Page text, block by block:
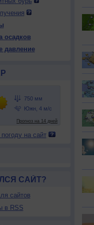
З
Ночь
+17
63
З
+21
84
Ю
+14
С-З
3-6
осадков
давление
на сайт
САЙТ?
сайтов
в RSS